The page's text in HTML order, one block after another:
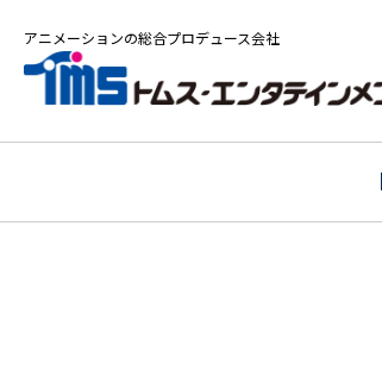
アニメーションの総合プロデュース会社